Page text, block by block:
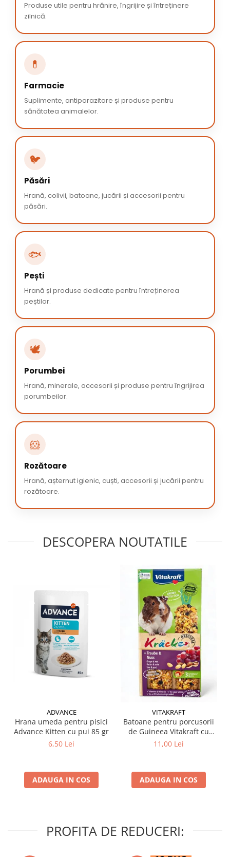
Produse utile pentru hrănire, îngrijire și întreținere
zilnică.
💊
Farmacie
Suplimente, antiparazitare și produse pentru
sănătatea animalelor.
🐦
Păsări
Hrană, colivii, batoane, jucării și accesorii pentru
păsări.
🐟
Pești
Hrană și produse dedicate pentru întreținerea
peștilor.
🕊️
Porumbei
Hrană, minerale, accesorii și produse pentru îngrijirea
porumbeilor.
🐹
Rozătoare
Hrană, așternut igienic, cuști, accesorii și jucării pentru
rozătoare.
DESCOPERA NOUTATILE
ADVANCE
Hrana umeda pentru pisici
Advance Kitten cu pui 85 gr
6,50 Lei
ADAUGA IN COS
VITAKRAFT
Batoane pentru porcusorii
de Guineea Vitakraft cu
struguri & nuci 2 buc
11,00 Lei
ADAUGA IN COS
PROFITA DE REDUCERI: